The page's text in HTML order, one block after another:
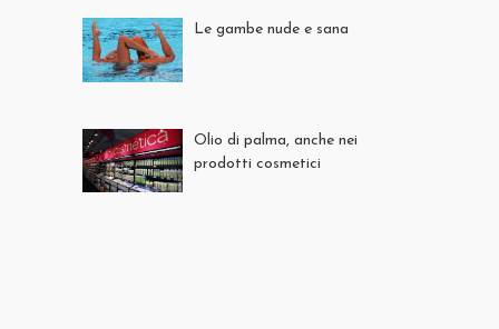
Le gambe nude e sana
Olio di palma, anche nei
prodotti cosmetici